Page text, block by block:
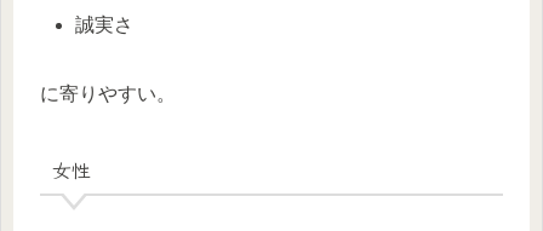
誠実さ
に寄りやすい。
女性